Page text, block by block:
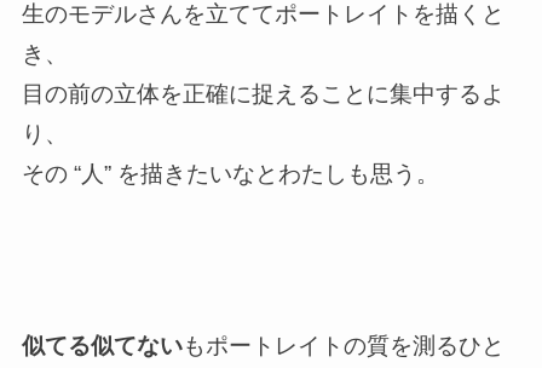
生のモデルさんを立ててポートレイトを描くと
き、
目の前の立体を正確に捉えることに集中するよ
り、
その “人” を描きたいなとわたしも思う。
似てる似てないもポートレイトの質を測るひと